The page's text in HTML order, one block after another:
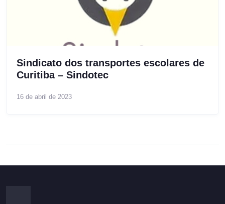
Sindicato dos transportes escolares de
Curitiba – Sindotec
16 de abril de 2023